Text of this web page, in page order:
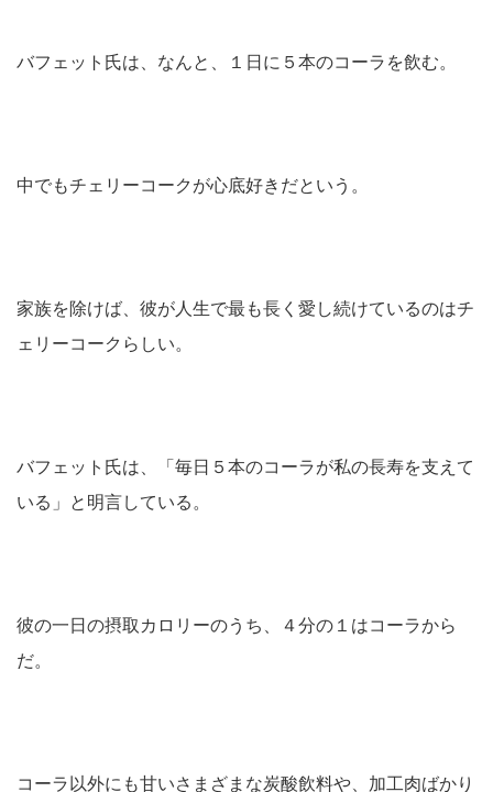
バフェット氏は、なんと、１日に５本のコーラを飲む。
中でもチェリーコークが心底好きだという。
家族を除けば、彼が人生で最も長く愛し続けているのはチ
ェリーコークらしい。
バフェット氏は、「毎日５本のコーラが私の長寿を支えて
いる」と明言している。
彼の一日の摂取カロリーのうち、４分の１はコーラから
だ。
コーラ以外にも甘いさまざまな炭酸飲料や、加工肉ばかり